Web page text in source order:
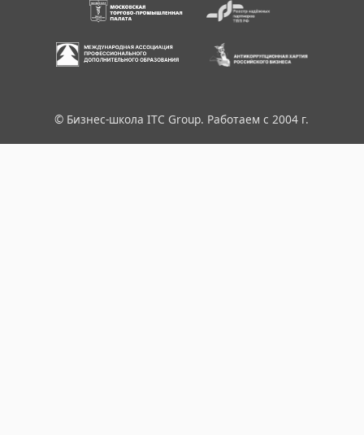
© Бизнес-школа ITC Group. Работаем с 2004 г.